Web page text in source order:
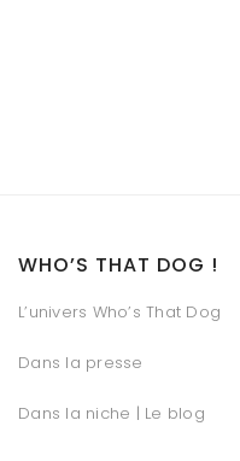
WHO’S THAT DOG !
L’univers Who’s That Dog
Dans la presse
Dans la niche | Le blog